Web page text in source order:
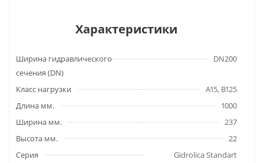
Характеристики
Ширина гидравлического
сечения (DN)
DN200
Класс нагрузки
A15, B125
Длина мм.
1000
Ширина мм.
237
Высота мм.
22
Серия
Gidrolica Standart